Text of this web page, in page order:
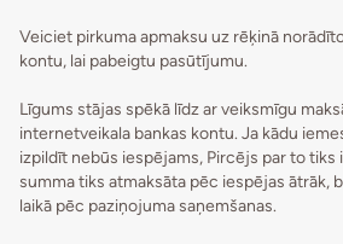
Veiciet pirkuma apmaksu uz rēķinā
kontu, lai pabeigtu pasūtījumu.
Līgums stājas spēkā līdz ar veiksmīgu
internetveikala bankas kontu. Ja kādu
izpildīt nebūs iespējams, Pircējs par to
summa tiks atmaksāta pēc iespējas ātrāk,
laikā pēc paziņojuma saņemšanas.